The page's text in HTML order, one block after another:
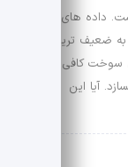
داده های
ضعیف ترین
وقتی سوخت کافی
آیا این